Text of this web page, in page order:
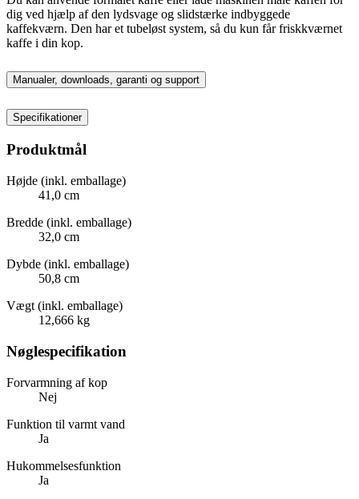
dig ved hjælp af den lydsvage og slidstærke indbyggede
kaffekværn. Den har et tubeløst system, så du kun får friskkværnet
kaffe i din kop.
Manualer, downloads, garanti og support
Specifikationer
Produktmål
Højde (inkl. emballage)
41,0 cm
Bredde (inkl. emballage)
32,0 cm
Dybde (inkl. emballage)
50,8 cm
Vægt (inkl. emballage)
12,666 kg
Nøglespecifikation
Forvarmning af kop
Nej
Funktion til varmt vand
Ja
Hukommelsesfunktion
Ja